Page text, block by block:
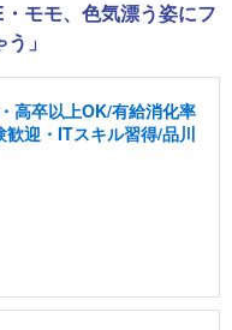
モモ、色気漂う姿にフ
」
高卒以上OK/有給消化率
迎・ITスキル習得/品川